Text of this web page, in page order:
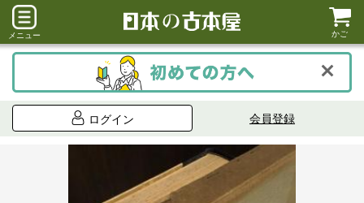
メニュー かご
ログイン 会員登録